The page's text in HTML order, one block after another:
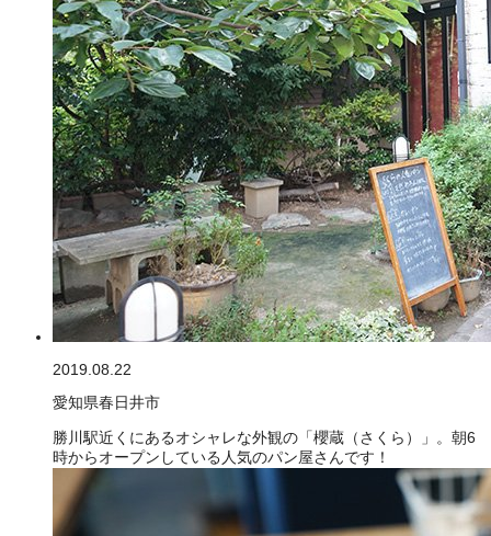
2019.08.22
愛知県春日井市
勝川駅近くにあるオシャレな外観の「櫻蔵（さくら）」。朝6
時からオープンしている人気のパン屋さんです！